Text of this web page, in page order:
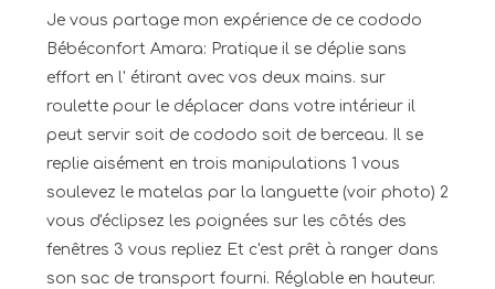
Je vous partage mon expérience de ce cododo
Bébéconfort Amara: Pratique il se déplie sans
effort en l' étirant avec vos deux mains. sur
roulette pour le déplacer dans votre intérieur il
peut servir soit de cododo soit de berceau. Il se
replie aisément en trois manipulations 1 vous
soulevez le matelas par la languette (voir photo) 2
vous d'éclipsez les poignées sur les côtés des
fenêtres 3 vous repliez Et c'est prêt à ranger dans
son sac de transport fourni. Réglable en hauteur.